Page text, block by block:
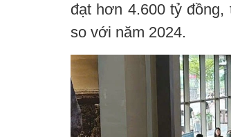
đạt hơn 4.600 tỷ
so với năm 2024.